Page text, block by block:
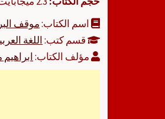
اسم الكتاب:موقف
قسم كتب:اللغة
مؤلف الكتاب: